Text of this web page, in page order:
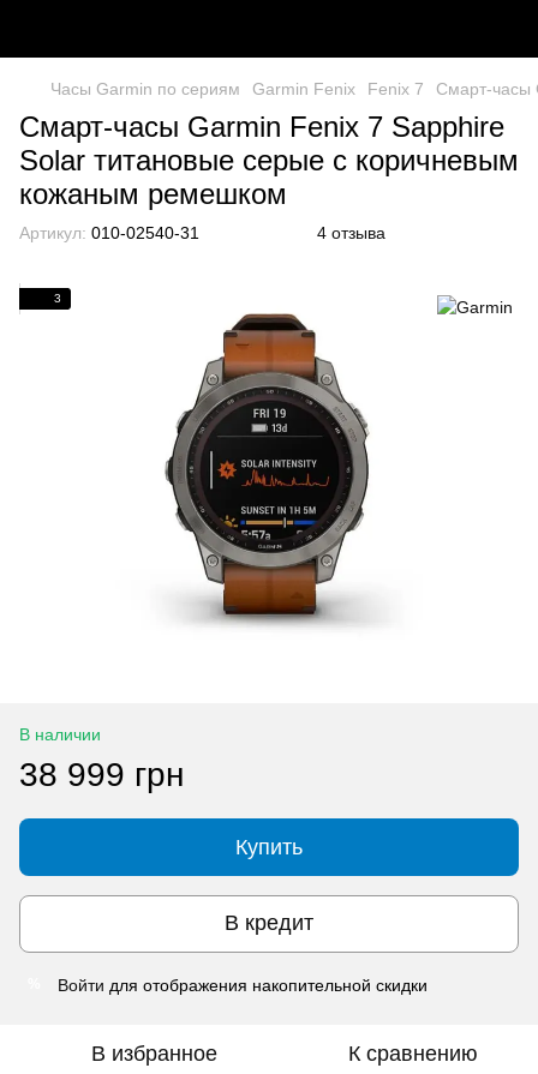
Часы Garmin по сериям Garmin Fenix Fenix 7 Смарт-часы
Смарт-часы Garmin Fenix 7 Sapphire
Solar титановые серые с коричневым
кожаным ремешком
Артикул: 010-02540-31 4 отзыва
3
В наличии
38 999 грн
Купить
В кредит
Войти для отображения накопительной скидки
В избранное К сравнению